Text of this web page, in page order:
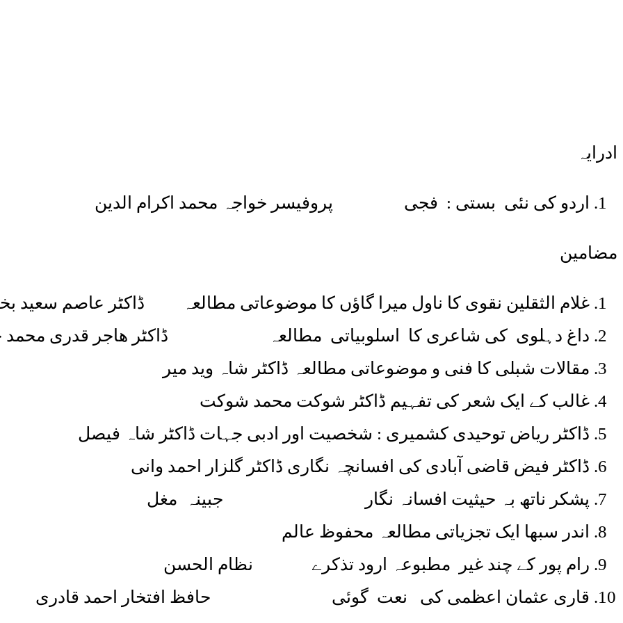
ادرایہ
اردو کی نئی بستی : فجی پروفیسر خواجہ محمد اکرام الدین
مضامین
غلام الثقلین نقوی کا ناول میرا گاؤں کا موضوعاتی مطالعہ ڈاکٹر عاصم سعید
داغ دہلوی کی شاعری کا اسلوبیاتی مطالعہ ڈاکٹر ھاجر قدری محمد
مقالات شبلی کا فنی و موضوعاتی مطالعہ ڈاکٹر شاہ وید میر
غالب کے ایک شعر کی تفہیم ڈاکٹر شوکت محمد شوکت
ڈاکٹر ریاض توحیدی کشمیری : شخصیت اور ادبی جہات ڈاکٹر شاہ فیصل
ڈاکٹر فیض قاضی آبادی کی افسانچہ نگاری ڈاکٹر گلزار احمد وانی
پشکر ناتھ بہ حیثیت افسانہ نگار جبینہ مغل
اندر سبھا ایک تجزیاتی مطالعہ محفوظ عالم
رام پور کے چند غیر مطبوعہ ارود تذکرے نظام الحسن
قاری عثمان اعظمی کی نعت گوئی حافظ افتخار احمد قادری